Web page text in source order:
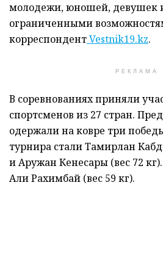
молодежи, юношей, девушек
ограниченными
корреспондентVestnik19.kz.
РЕКЛАМА
В соревнованиях приняли
спортсменов из 27 стран.
одержали на ковре три
турнира стали Тамирлан
и Аружан Кенесары (вес 72
Али Рахимбай (вес 59 кг).